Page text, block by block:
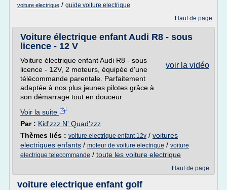
voiture electrique / guide voiture electrique
Haut de page
Voiture électrique enfant Audi R8 - sous
licence - 12 V
voir la vidéo
Voiture électrique enfant Audi R8 - sous
licence - 12V, 2 moteurs, équipée d'une
télécommande parentale. Parfaitement
adaptée à nos plus jeunes pilotes grâce à
son démarrage tout en douceur.
Voir la suite
Par : Kid'zzz N' Quad'zzz
Thèmes liés : voiture electrique enfant 12v / voitures
electriques enfants / moteur de voiture electrique / voiture
electrique telecommande / toute les voiture electrique
Haut de page
voiture electrique enfant golf